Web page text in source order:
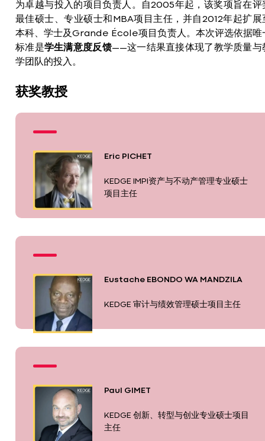
为卓越与投入的项目负责人。自2005年起，该奖项旨在评
最佳硕士、专业硕士和MBA项目主任，并自2012年起扩展
本科、学士及Grande École项目负责人。本次评选依据唯
标准是学生满意度反馈——这一结果直接体现了教学质量与
学团队的投入。
获奖教授
Eric PICHET
KEDGE IMPI资产与不动产管理专业硕士
项目主任
Eustache EBONDO WA MANDZILA
KEDGE 审计与绩效管理硕士项目主任
Paul GIMET
KEDGE 创新、转型与创业专业硕士项目
主任